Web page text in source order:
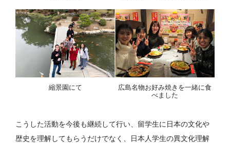
縮景園にて
広島名物お好み焼きを一緒に食
べました
こうした活動を今後も継続して行い、留学生に日本の文化や
歴史を理解してもらうだけでなく、日本人学生の異文化理解